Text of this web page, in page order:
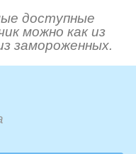
доступные
можно как из
замороженных.